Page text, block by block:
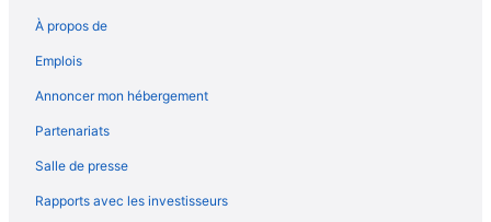
À propos de
Emplois
Annoncer mon hébergement
Partenariats
Salle de presse
Rapports avec les investisseurs